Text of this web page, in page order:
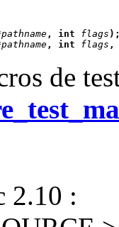
pathname , int flags
pathname , int flags ,
de
2.10 :